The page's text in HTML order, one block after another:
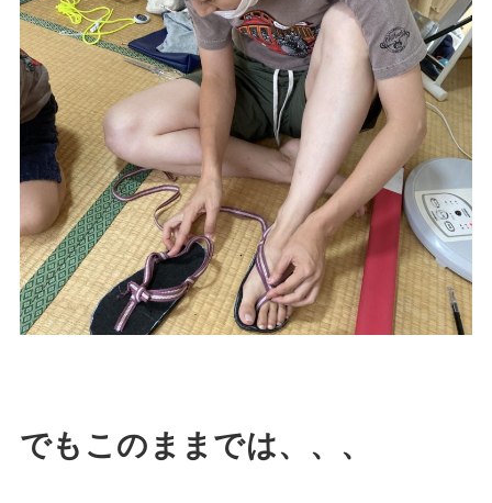
でもこのままでは、、、